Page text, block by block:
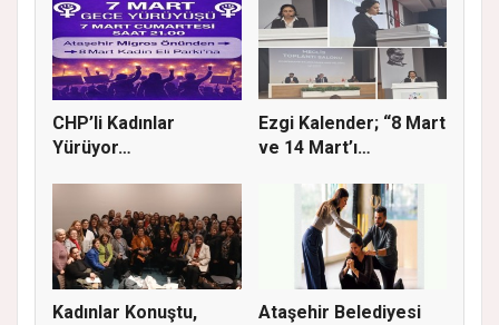
CHP’li Kadınlar
Yürüyor…
Ezgi Kalender; “8 Mart
ve 14 Mart’ı
Kadınlar Konuştu,
Ataşehir Belediyesi